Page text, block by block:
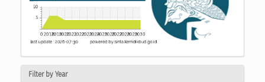
Filter by Year